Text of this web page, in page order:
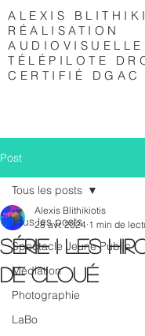
ALEXIS
RÉALISATION
TÉLÉPILOTE
CERTIFIÉ DGAC
Post
Tous les posts
Spectacle Jeune Public
Médiation
Photographie
LaBo
Tous les posts
SÉRIE I Les
de Cloué
Alexis Blithikiotis
28 avr. 2024 1 min de